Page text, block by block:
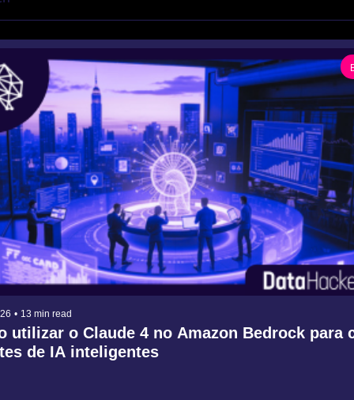
• 13 min read
utilizar o Claude 4 no Amazon Bedrock para
de IA inteligentes